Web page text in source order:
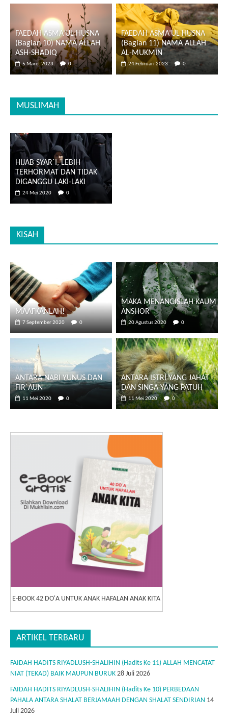
FAEDAH ASMA’UL HUSNA
(Bagian 10) NAMA ALLAH
ASH-SHADIQ
5 Maret 2023 0
FAEDAH ASMA’UL HUSNA
(Bagian 11) NAMA ALLAH
AL-MUKMIN
24 Februari 2023 0
MUSLIMAH
HIJAB SYAR`I, LEBIH
TERHORMAT DAN TIDAK
DIGANGGU LAKI-LAKI
24 Mei 2020 0
KISAH
MAAFKANLAH!
7 September 2020 0
MAKA MENANGISLAH KAUM
ANSHOR
20 Agustus 2020 0
ANTARA NABI YUNUS DAN
FIR`AUN
11 Mei 2020 0
ANTARA ISTRI YANG JAHAT
DAN SINGA YANG PATUH
11 Mei 2020 0
E-BOOK 42 DO'A UNTUK ANAK HAFALAN ANAK KITA
ARTIKEL TERBARU
FAIDAH HADITS RIYADLUSH-SHALIHIN (Hadits Ke 11) ALLAH MENCATAT
NIAT (TEKAD) BAIK MAUPUN BURUK 28 Juli 2026
FAIDAH HADITS RIYADLUSH-SHALIHIN (Hadits Ke 10) PERBEDAAN
PAHALA ANTARA SHALAT BERJAMAAH DENGAN SHALAT SENDIRIAN 14
Juli 2026